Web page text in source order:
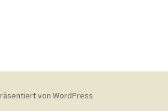
von WordPress